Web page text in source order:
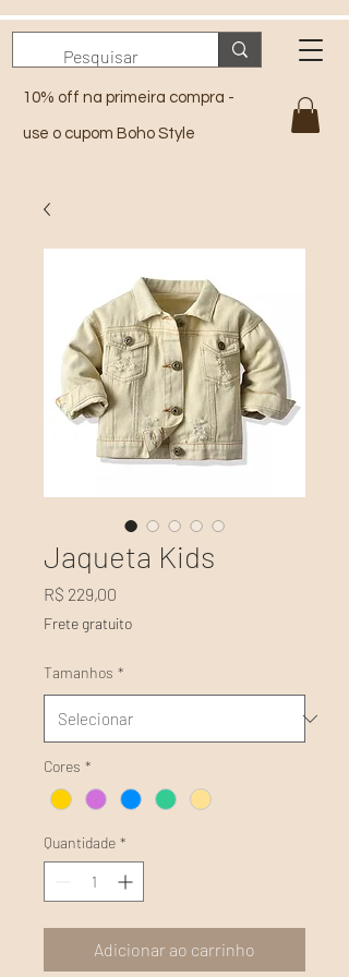
10% off na primeira compra -
use o cupom Boho Style
Jaqueta Kids
R$ 229,00
Frete gratuito
Tamanhos *
Cores *
Quantidade *
Adicionar ao carrinho